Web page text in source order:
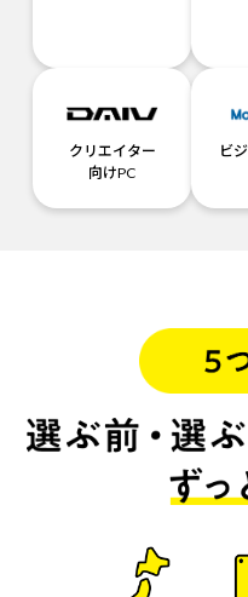
クリエイター
向けPC
ビ